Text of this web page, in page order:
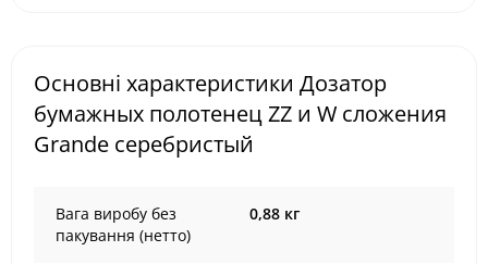
Основні характеристики Дозатор
бумажных полотенец ZZ и W сложения
Grande серебристый
Вага виробу без
пакування (нетто)
0,88 кг